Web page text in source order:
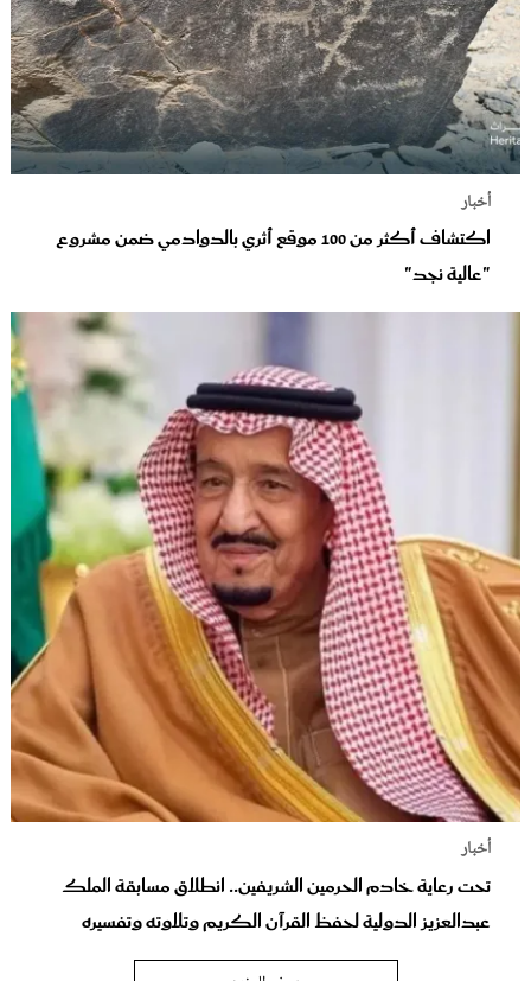
أخبار
اكتشاف أكثر من 100 موقع أثري بالدوادمي ضمن مشروع
"عالية نجد"
أخبار
تحت رعاية خادم الحرمين الشريفين.. انطلاق مسابقة الملك
عبدالعزيز الدولية لحفظ القرآن الكريم وتلاوته وتفسيره